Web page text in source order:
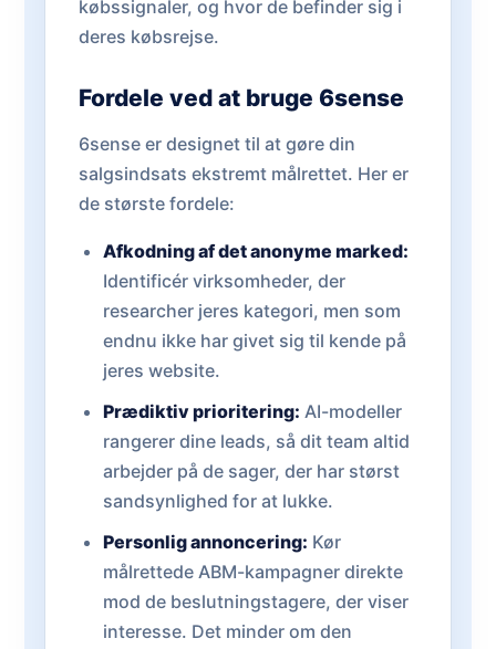
købssignaler, og hvor de befinder sig i
deres købsrejse.
Fordele ved at bruge 6sense
6sense er designet til at gøre din
salgsindsats ekstremt målrettet. Her er
de største fordele:
Afkodning af det anonyme marked:
Identificér virksomheder, der
researcher jeres kategori, men som
endnu ikke har givet sig til kende på
jeres website.
Prædiktiv prioritering: AI-modeller
rangerer dine leads, så dit team altid
arbejder på de sager, der har størst
sandsynlighed for at lukke.
Personlig annoncering: Kør
målrettede ABM-kampagner direkte
mod de beslutningstagere, der viser
interesse. Det minder om den